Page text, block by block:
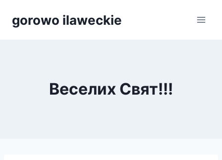
gorowo ilaweckie
Веселих Свят!!!